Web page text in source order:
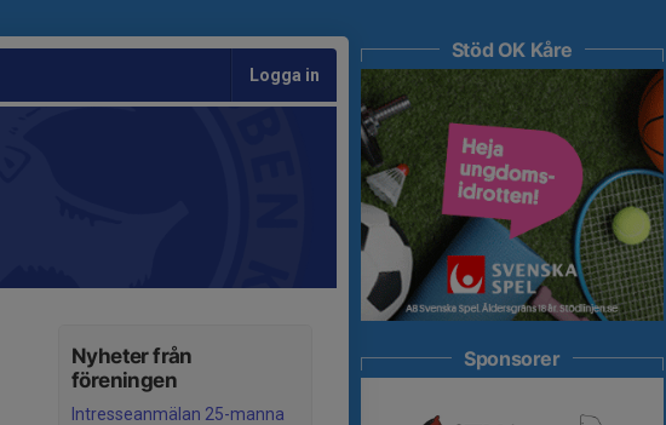
Logga in
Nyheter från
föreningen
Intresseanmälan 25-manna
Stöd OK Kåre
Sponsorer